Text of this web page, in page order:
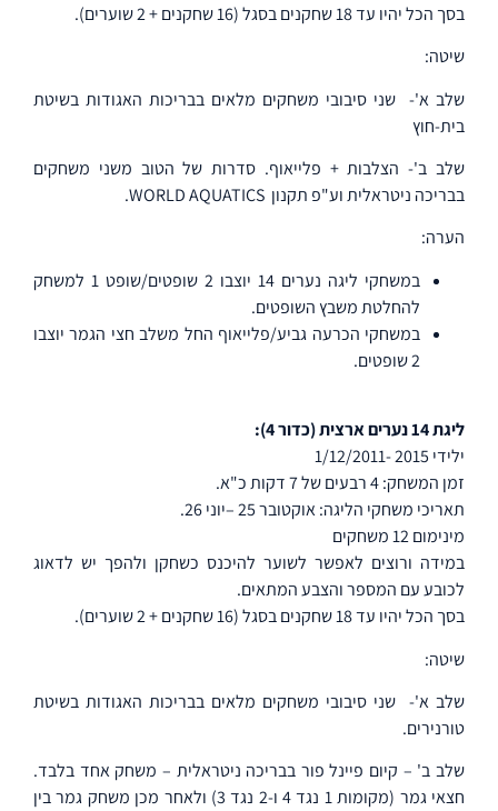
בסך הכל יהיו עד 18 שחקנים בסגל (16 שחקנים + 2 שוערים).
שיטה:
שלב א'- שני סיבובי משחקים מלאים בבריכות האגודות בשיטת
בית-חוץ
שלב ב'- הצלבות + פלייאוף. סדרות של הטוב משני משחקים
בבריכה ניטראלית וע"פ תקנון WORLD AQUATICS.
הערה:
במשחקי ליגה נערים 14 יוצבו 2 שופטים/שופט 1 למשחק
להחלטת משבץ השופטים.
במשחקי הכרעה גביע/פלייאוף החל משלב חצי הגמר יוצבו
2 שופטים.
ליגת 14 נערים ארצית (כדור 4):
ילידי 2015 -1/12/2011
זמן המשחק: 4 רבעים של 7 דקות כ"א.
תאריכי משחקי הליגה: אוקטובר 25 –יוני 26.
מינימום 12 משחקים
במידה ורוצים לאפשר לשוער להיכנס כשחקן ולהפך יש לדאוג
לכובע עם המספר והצבע המתאים.
בסך הכל יהיו עד 18 שחקנים בסגל (16 שחקנים + 2 שוערים).
שיטה:
שלב א'- שני סיבובי משחקים מלאים בבריכות האגודות בשיטת
טורנירים.
שלב ב' – קיום פיינל פור בבריכה ניטראלית – משחק אחד בלבד.
חצאי גמר (מקומות 1 נגד 4 ו-2 נגד 3) ולאחר מכן משחק גמר בין